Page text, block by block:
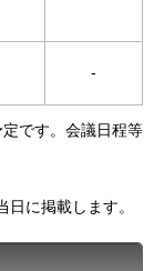
-
です。会議⽇程等
に掲載します。